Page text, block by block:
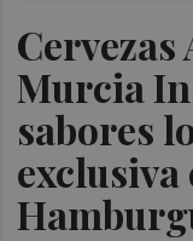
Murcia
sabores
exclusiva